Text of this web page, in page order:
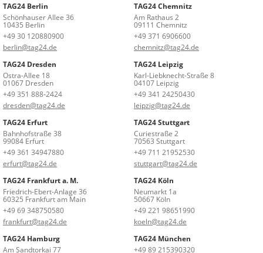
TAG24 Berlin
Schönhauser Allee 36
10435 Berlin
+49 30 120880900
berlin@tag24.de
TAG24 Chemnitz
Am Rathaus 2
09111 Chemnitz
+49 371 6906600
chemnitz@tag24.de
TAG24 Dresden
Ostra-Allee 18
01067 Dresden
+49 351 888-2424
dresden@tag24.de
TAG24 Leipzig
Karl-Liebknecht-Straße 8
04107 Leipzig
+49 341 24250430
leipzig@tag24.de
TAG24 Erfurt
Bahnhofstraße 38
99084 Erfurt
+49 361 34947880
erfurt@tag24.de
TAG24 Stuttgart
Curiestraße 2
70563 Stuttgart
+49 711 21952530
stuttgart@tag24.de
TAG24 Frankfurt a. M.
Friedrich-Ebert-Anlage 36
60325 Frankfurt am Main
+49 69 348750580
frankfurt@tag24.de
TAG24 Köln
Neumarkt 1a
50667 Köln
+49 221 98651990
koeln@tag24.de
TAG24 Hamburg
Am Sandtorkai 77
TAG24 München
+49 89 215390320